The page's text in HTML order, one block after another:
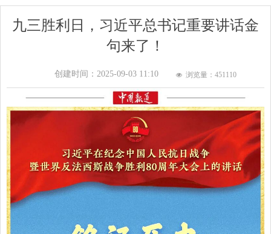
九三胜利日，习近平总书记重要讲话金
句来了！
创建时间： 2025-09-03 11:10 넶 浏览量：451110